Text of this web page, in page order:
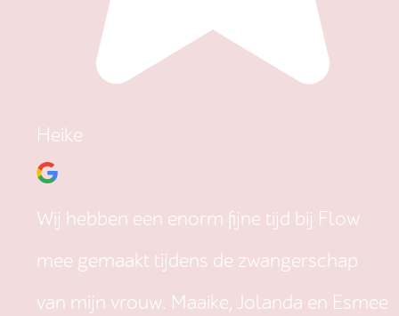
Heike
Wij hebben een enorm fijne tijd bij Flow
mee gemaakt tijdens de zwangerschap
van mijn vrouw. Maaike, Jolanda en Esmee